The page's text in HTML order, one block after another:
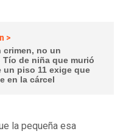
>
crimen, no un
de niña que murió
un piso 11 exige que
en la cárcel
la pequeña esa